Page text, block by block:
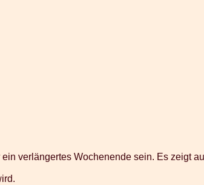
verlängertes Wochenende sein. Es zeigt